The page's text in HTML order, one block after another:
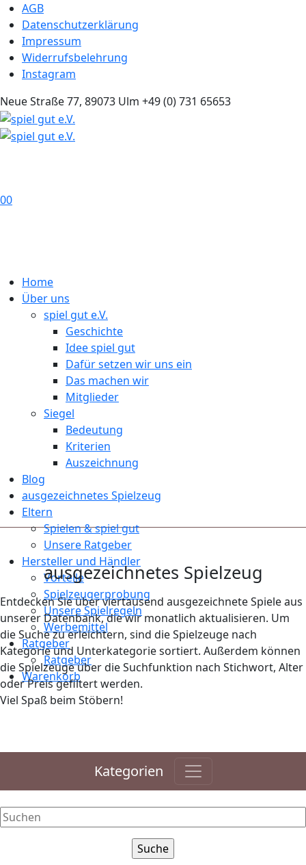
AGB
Datenschutzerklärung
Impressum
Widerrufsbelehrung
Instagram
Neue Straße 77, 89073 Ulm +49 (0) 731 65653
00
Home
Über uns
spiel gut e.V.
Geschichte
Idee spiel gut
Dafür setzen wir uns ein
Das machen wir
Mitglieder
Siegel
Bedeutung
Kriterien
Auszeichnung
Blog
ausgezeichnetes Spielzeug
Eltern
Spielen & spiel gut
Unsere Ratgeber
Hersteller und Händler
Vorteile
Spielzeugerprobung
Unsere Spielregeln
Werbemittel
Ratgeber
Ratgeber
Warenkorb
ausgezeichnetes Spielzeug
Entdecken Sie über viertausend ausgezeichnete Spiele aus
unserer Datenbank, die wir monatlich aktualisieren. Um
die Suche zu erleichtern, sind die Spielzeuge nach
Kategorie und Unterkategorie sortiert. Außerdem können
die Spielzeuge über die Suchfunktion nach Stichwort, Alter
oder Preis gefiltert werden.
Viel Spaß beim Stöbern!
Kategorien